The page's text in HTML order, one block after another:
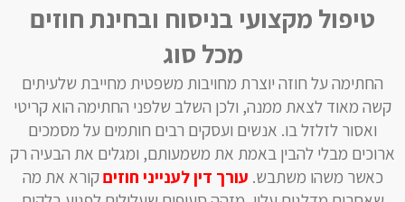
טיפול מקצועי בניסוח ובחינת חוזים
מכל סוג
החתימה על חוזה יוצרת מחויבות משפטית מחייבת שלעיתים
קשה מאוד לצאת ממנה, ולכן השלב שלפני החתימה הוא קריטי
ואסור לזלזל בו. אנשים ועסקים רבים חותמים על מסמכים
ארוכים מבלי להבין באמת את משמעותם, ומגלים את הבעיה רק
כאשר משהו משתבש. עורך דין לענייני חוזיםקורא את מה